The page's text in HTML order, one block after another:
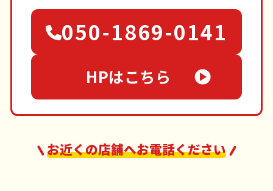
050-1869-0141
HPはこちら
お近くの店舗へお電話ください